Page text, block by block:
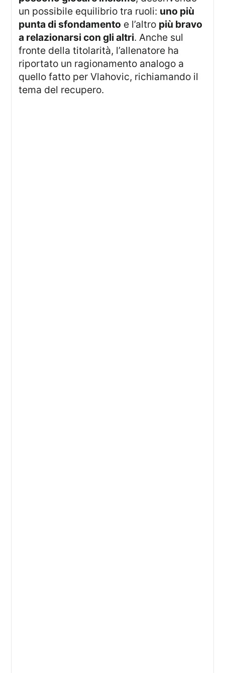
un possibile equilibrio tra ruoli: uno più
punta di sfondamento e l’altro più bravo
a relazionarsi con gli altri. Anche sul
fronte della titolarità, l’allenatore ha
riportato un ragionamento analogo a
quello fatto per Vlahovic, richiamando il
tema del recupero.